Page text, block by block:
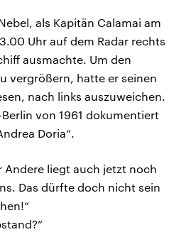
als Kapitän Calamai am
Uhr auf dem Radar rechts
ausmachte. Um den
vergrößern, hatte er seinen
nach links auszuweichen.
von 1961 dokumentiert
Doria“.
Andere liegt auch jetzt noch
Das dürfte doch nicht sein